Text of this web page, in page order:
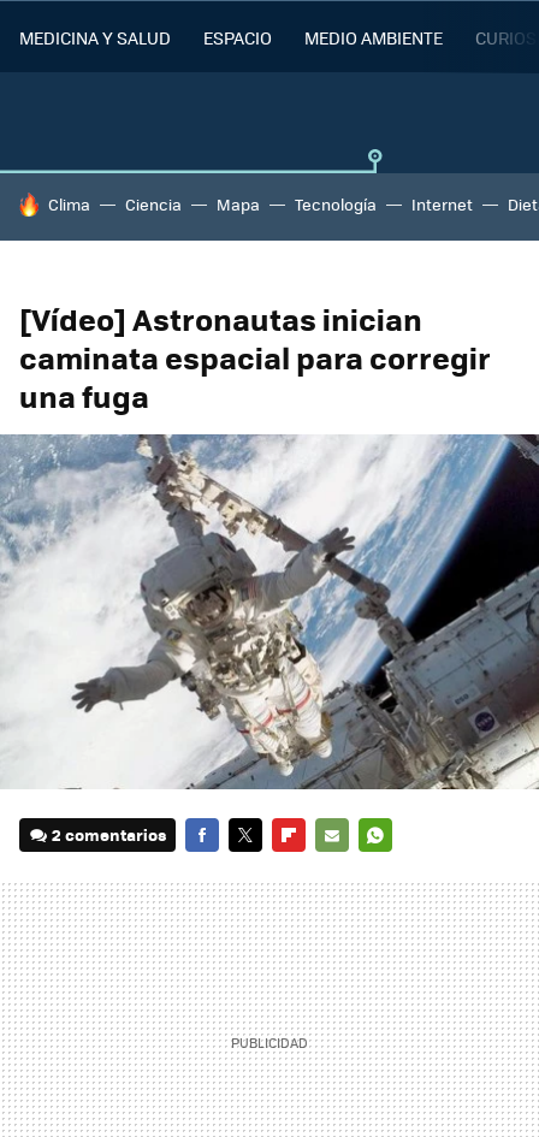
MEDICINA Y SALUD ESPACIO MEDIO AMBIENTE
HOY SE HABLA DE
Clima Ciencia Mapa Tecnología Internet
[Vídeo] Astronautas inician
caminata espacial para corregir
una fuga
2 comentarios
MAIL